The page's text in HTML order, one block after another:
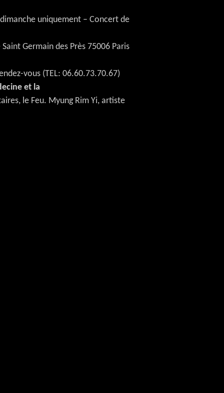
uniquement – Concert de
Germain des Près 75006 Paris
vous (TEL: 06.60.73.70.67)
et la
le Feu. Myung Rim Yi, artiste